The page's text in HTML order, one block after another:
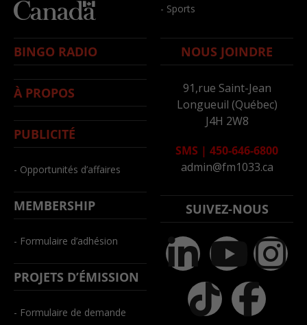
- Sports
BINGO RADIO
À PROPOS
PUBLICITÉ
- Opportunités d’affaires
MEMBERSHIP
- Formulaire d’adhésion
PROJETS D’ÉMISSION
- Formulaire de demande
NOUS JOINDRE
91,rue Saint-Jean
Longueuil (Québec)
J4H 2W8
SMS | 450-646-6800
admin@fm1033.ca
SUIVEZ-NOUS